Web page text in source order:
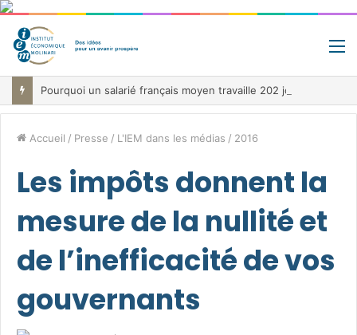
Accueil / Presse / L'IEM dans les médias / 2016
Les impôts donnent la
mesure de la nullité et
de l’inefficacité de vos
gouvernants